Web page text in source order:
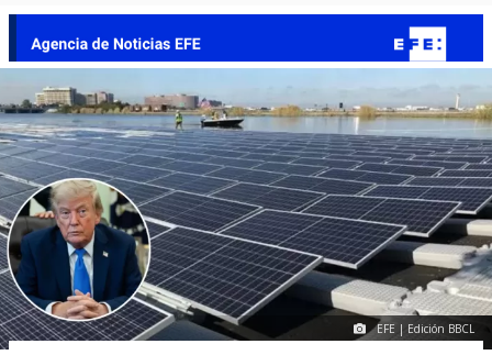
EFE | Edición BBCL